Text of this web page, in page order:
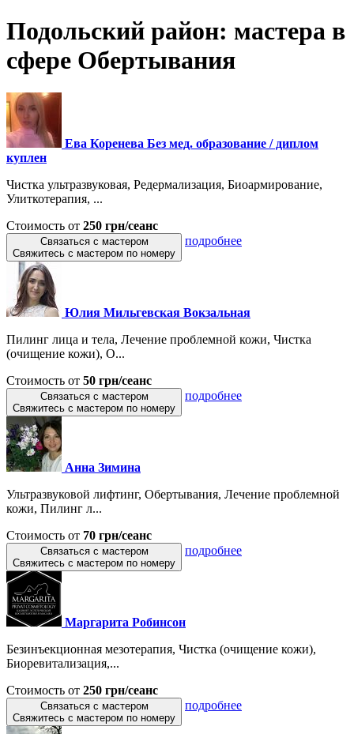
Подольский район: мастера в
сфере Обертывания
Ева Коренева Без мед. образование / диплом
куплен
Чистка ультразвуковая, Редермализация, Биоармирование,
Улиткотерапия, ...
Стоимость от 250 грн/сеанс
Связаться с мастером
Свяжитесь с мастером по номеру
подробнее
Юлия Мильгевская Вокзальная
Пилинг лица и тела, Лечение проблемной кожи, Чистка
(очищение кожи), О...
Стоимость от 50 грн/сеанс
Связаться с мастером
Свяжитесь с мастером по номеру
подробнее
Анна Зимина
Ультразвуковой лифтинг, Обертывания, Лечение проблемной
кожи, Пилинг л...
Стоимость от 70 грн/сеанс
Связаться с мастером
Свяжитесь с мастером по номеру
подробнее
Маргарита Робинсон
Безинъекционная мезотерапия, Чистка (очищение кожи),
Биоревитализация,...
Стоимость от 250 грн/сеанс
Связаться с мастером
Свяжитесь с мастером по номеру
подробнее